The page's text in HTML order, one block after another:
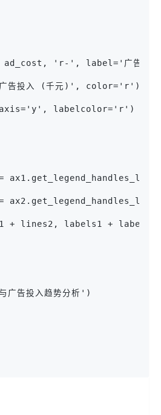
ad_cost, 'r-', label='广告投
告投入 (千元)', color='r')
labelcolor='r')
+ lines2, labels1 +
告投入趋势分析')